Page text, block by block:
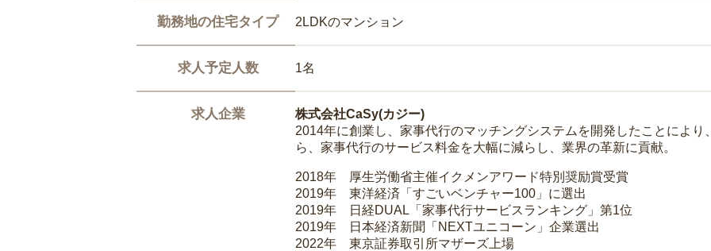
勤務地の住宅タイプ 2LDKのマンション
求人予定人数 1名
求人企業
株式会社CaSy(カジー)
2014年に創業し、家事代行のマッチングシステムを開発したことによ
ら、家事代行のサービス料金を大幅に減らし、業界の革新に貢献。
2018年 厚生労働省主催イクメンアワード特別奨励賞受賞
2019年 東洋経済「すごいベンチャー100」に選出
2019年 日経DUAL「家事代行サービスランキング」第1位
2019年 日本経済新聞「NEXTユニコーン」企業選出
2022年 東京証券取引所マザーズ上場